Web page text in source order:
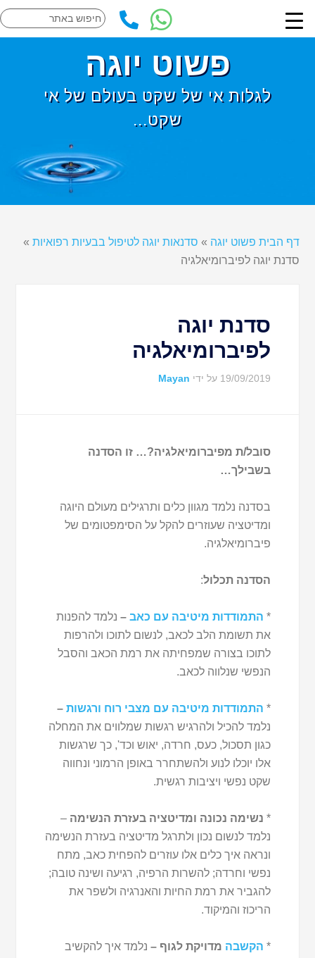
פשוט יוגה
לגלות אי של שקט בעולם של אי
שקט...
דף הבית פשוט יוגה » סדנאות יוגה לטיפול בבעיות רפואיות »
סדנת יוגה לפיברומיאלגיה
סדנת יוגה
לפיברומיאלגיה
19/09/2019 על ידי Mayan
סובל/ת מפיברומיאלגיה?… זו הסדנה
בשבילך…
בסדנה נלמד מגוון כלים ותרגילים מעולם היוגה
ומדיטציה שעוזרים להקל על הסימפטומים של
פיברומיאלגיה.
הסדנה תכלול:
* התמודדות מיטיבה עם כאב – נלמד להפנות
את תשומת הלב לכאב, לנשום לתוכו ולהרפות
לתוכו בצורה שמפחיתה את רמת הכאב והסבל
הנפשי שנלווה לכאב.
* התמודדות מיטיבה עם מצבי רוח ורגשות –
נלמד להכיל ולהרגיש רגשות שמלווים את המחלה
כגון תסכול, כעס, חרדה, יאוש וכד', כך שרגשות
אלו יוכלו לנוע ולהשתחרר באופן הרמוני ונחווה
שקט נפשי ויציבות רגשית.
* נשימה נכונה ומדיטציה בעזרת הנשימה –
נלמד לנשום נכון ולתרגל מדיטציה בעזרת הנשימה
ונראה איך כלים אלו עוזרים להפחית כאב, מתח
נפשי וחרדה; להשרות הרפיה, רגיעה ושינה טובה;
להגביר את רמת החיות והאנרגיה ולשפר את
הריכוז והמיקוד.
* הקשבה מדויקת לגוף – נלמד איך להקשיב